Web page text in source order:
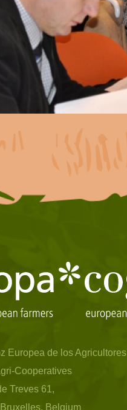
Europea de los Agricultores
Cooperatives
Treves 61,
Belgium